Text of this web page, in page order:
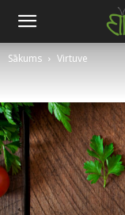
Sākums Virtuve